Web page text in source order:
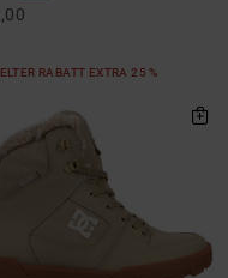
RABATT EXTRA 25 %